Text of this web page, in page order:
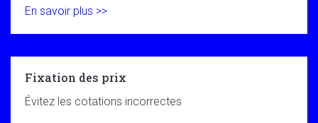
En savoir plus >>
Fixation des prix
Évitez les cotations incorrectes